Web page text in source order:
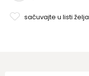
sačuvajte u listi želja